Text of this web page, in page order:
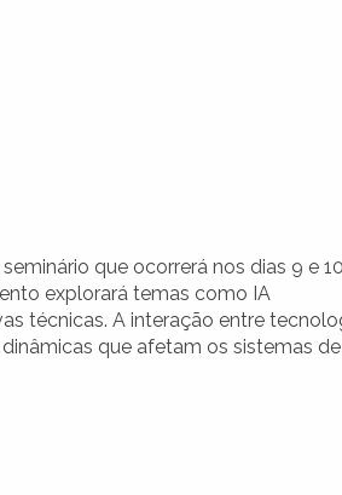
que ocorrerá nos dias 9 e 10
explorará temas como IA
técnicas. A interação entre
que afetam os sistemas de